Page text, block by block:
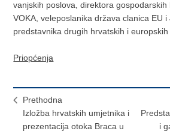
vanjskih poslova, direktora gospodarskih
VOKA, veleposlanika država clanica EU
predstavnika drugih hrvatskih i europskih
Priopćenja
Prethodna
Izložba hrvatskih umjetnika i
prezentacija otoka Braca u
i